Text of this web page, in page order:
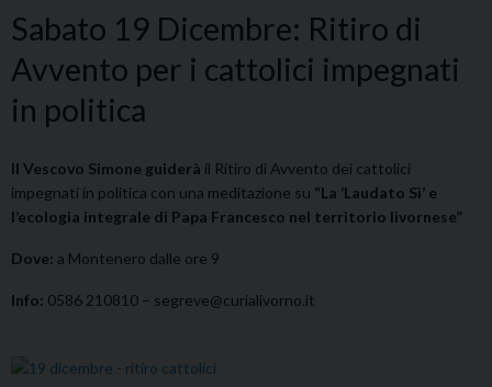
Sabato 19 Dicembre: Ritiro di
Avvento per i cattolici impegnati
in politica
Il Vescovo Simone guiderà il Ritiro di Avvento dei cattolici
impegnati in politica con una meditazione su “La ‘Laudato Sì’ e
l’ecologia integrale di Papa Francesco nel territorio livornese”
Dove: a Montenero dalle ore 9
Info: 0586 210810 – segreve@curialivorno.it